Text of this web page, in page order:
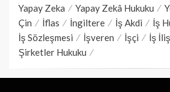
Yapay Zeka
Yapay Zekâ Hukuku
Çin
İflas İngiltere İş Akdi
İş
İş Sözleşmesi
İşveren İşçi İş
Şirketler Hukuku